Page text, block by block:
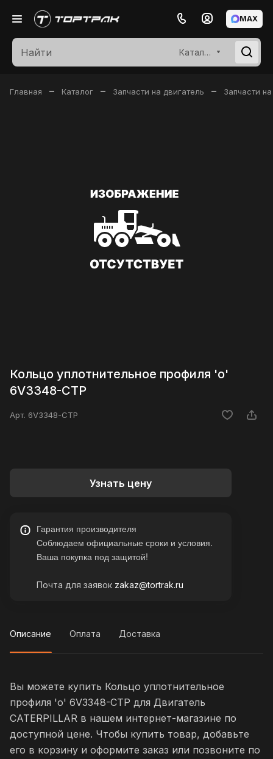
Каталог
MAX
Главная – Каталог – Запчасти на двигатель – Запчасти
Кольцо уплотнительное профиля 'o'
6V3348-CTP
Арт. 6V3348-CTP
Узнать цену
Гарантия производителя
Соблюдаем официальные сроки и условия.
Ваша покупка под защитой!
Почта для заявок zakaz@tortrak.ru
Описание Оплата Доставка
Вы можете купить Кольцо уплотнительное
профиля 'o' 6V3348-CTP для Двигатель
CATERPILLAR в нашем интернет-магазине по
доступной цене. Чтобы купить товар, добавьте
его в корзину и оформите заказ или позвоните по